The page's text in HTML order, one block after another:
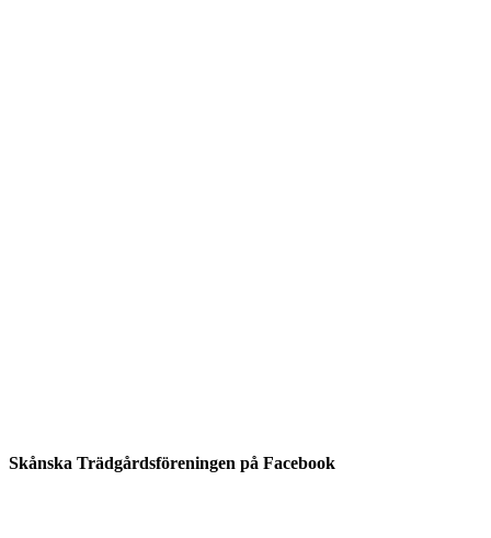
Skånska Trädgårdsföreningen på Facebook